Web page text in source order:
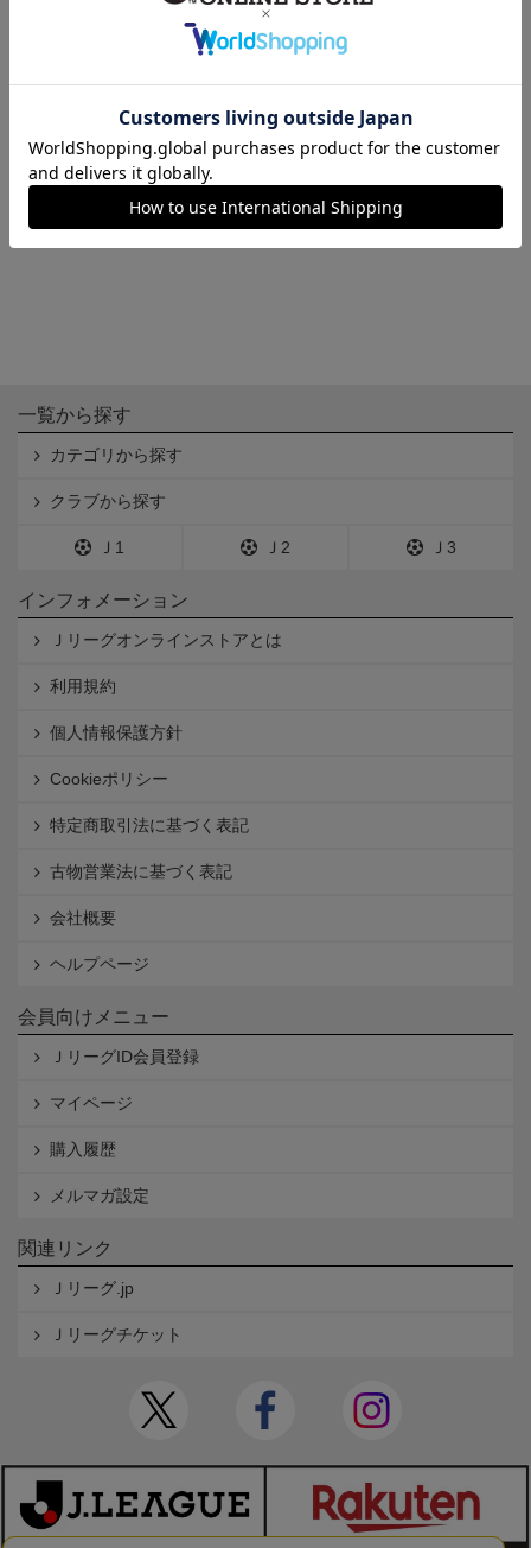
フラッグS
660円
ミニフラッグ
550円
会員特典
一覧から探す
カテゴリから探す
クラブから探す
Ｊ1 Ｊ2 Ｊ3
インフォメーション
Ｊリーグオンラインストアとは
利用規約
個人情報保護方針
Cookieポリシー
特定商取引法に基づく表記
古物営業法に基づく表記
会社概要
ヘルプページ
会員向けメニュー
ＪリーグID会員登録
マイページ
購入履歴
メルマガ設定
関連リンク
Ｊリーグ.jp
Ｊリーグチケット